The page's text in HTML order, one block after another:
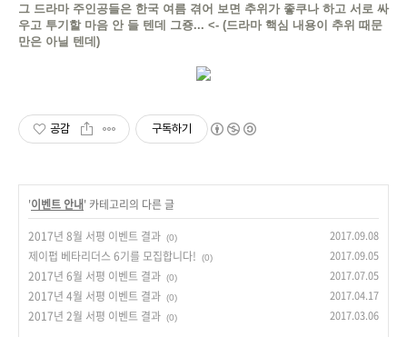
그 드라마 주인공들은 한국 여름 겪어 보면 추위가 좋쿠나 하고 서로 싸
우고 투기할 마음 안 들 텐데 그죵... <- (드라마 핵심 내용이 추위 때문
만은 아닐 텐데)
공감 구독하기
'이벤트 안내' 카테고리의 다른 글
2017년 8월 서평 이벤트 결과 (0) 2017.09.08
제이펍 베타리더스 6기를 모집합니다! (0) 2017.09.05
2017년 6월 서평 이벤트 결과 (0) 2017.07.05
2017년 4월 서평 이벤트 결과 (0) 2017.04.17
2017년 2월 서평 이벤트 결과 (0) 2017.03.06